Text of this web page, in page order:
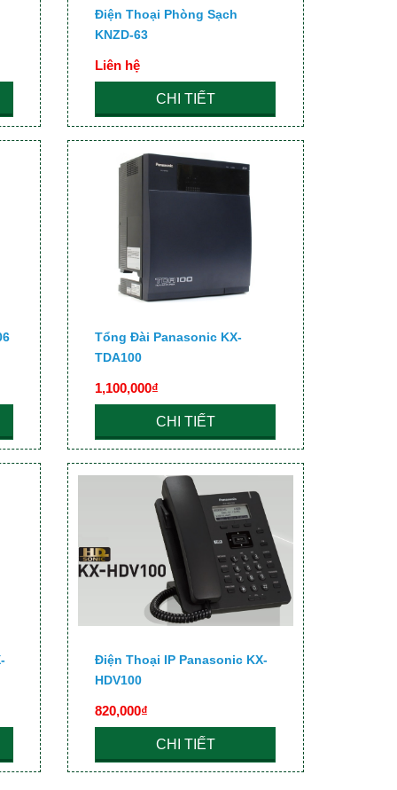
Điện Thoại Phòng Sạch
KNZD-63
Liên hệ
CHI TIẾT
Tổng Đài Panasonic KX-
TDA100
1,100,000₫
CHI TIẾT
Điện Thoại IP Panasonic KX-
HDV100
820,000₫
CHI TIẾT